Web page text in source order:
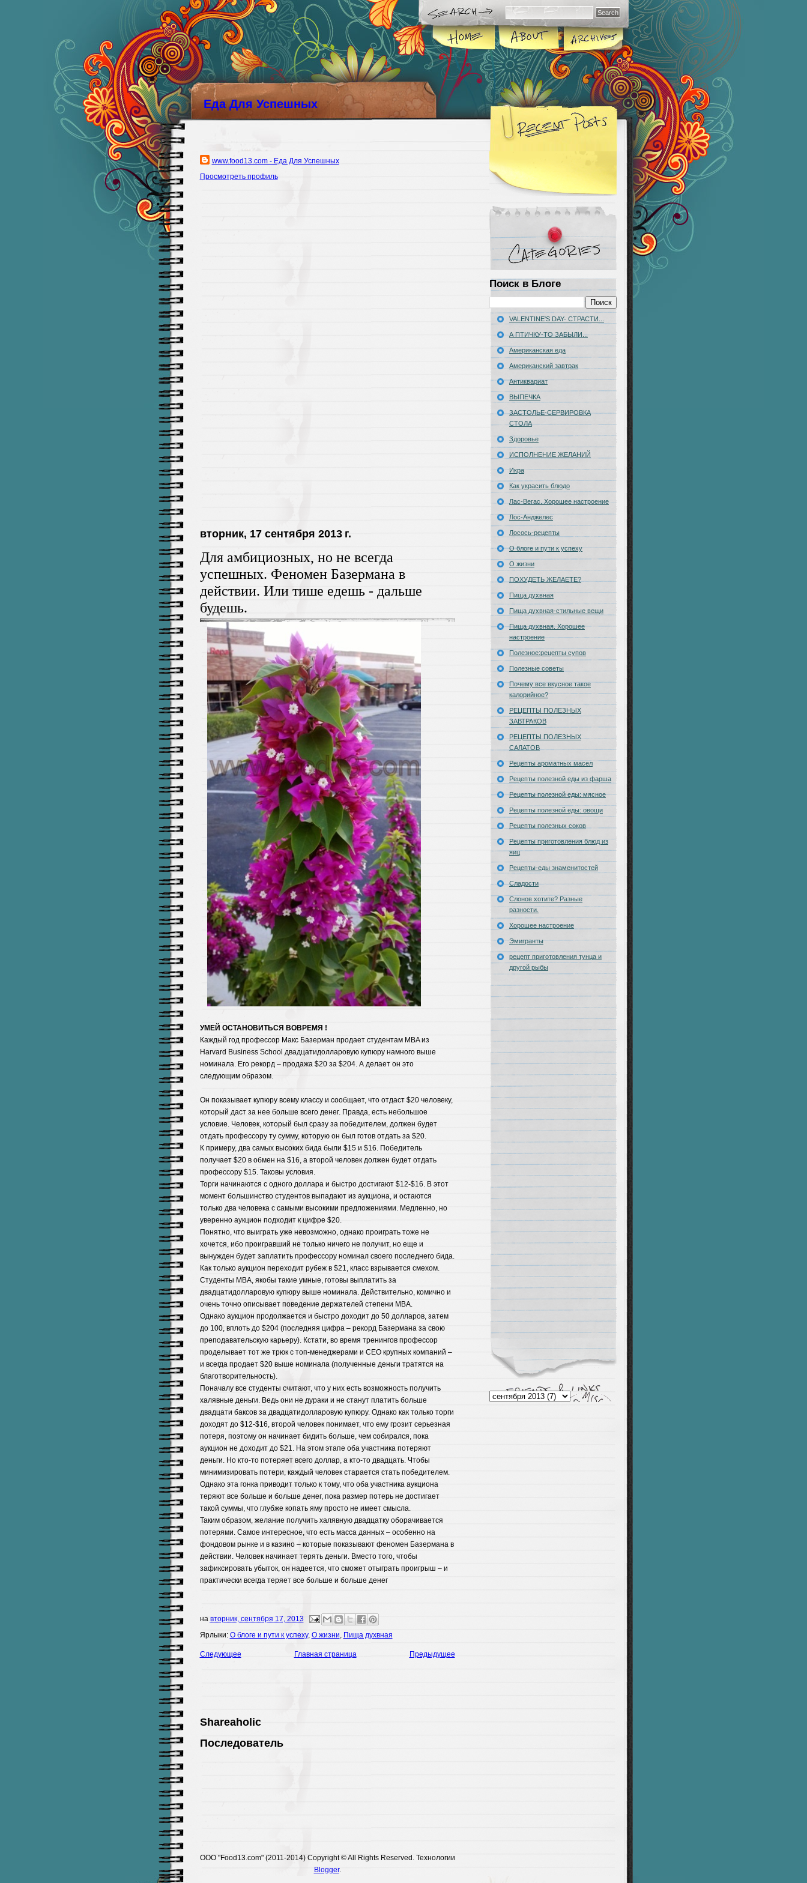
Еда Для Успешных
www.food13.com - Еда Для Успешных
Просмотреть профиль
вторник, 17 сентября 2013 г.
Для амбициозных, но не всегда
успешных. Феномен Базермана в
действии. Или тише едешь - дальше
будешь.
УМЕЙ ОСТАНОВИТЬСЯ ВОВРЕМЯ !
Каждый год профессор Макс Базерман продает студентам MBA из
Harvard Business School двадцатидолларовую купюру намного выше
номинала. Его рекорд – продажа $20 за $204. А делает он это
следующим образом.
Он показывает купюру всему классу и сообщает, что отдаст $20 человеку,
который даст за нее больше всего денег. Правда, есть небольшое
условие. Человек, который был сразу за победителем, должен будет
отдать профессору ту сумму, которую он был готов отдать за $20.
К примеру, два самых высоких бида были $15 и $16. Победитель
получает $20 в обмен на $16, а второй человек должен будет отдать
профессору $15. Таковы условия.
Торги начинаются с одного доллара и быстро достигают $12-$16. В этот
момент большинство студентов выпадают из аукциона, и остаются
только два человека с самыми высокими предложениями. Медленно, но
уверенно аукцион подходит к цифре $20.
Понятно, что выиграть уже невозможно, однако проиграть тоже не
хочется, ибо проигравший не только ничего не получит, но еще и
вынужден будет заплатить профессору номинал своего последнего бида.
Как только аукцион переходит рубеж в $21, класс взрывается смехом.
Студенты MBA, якобы такие умные, готовы выплатить за
двадцатидолларовую купюру выше номинала. Действительно, комично и
очень точно описывает поведение держателей степени MBA.
Однако аукцион продолжается и быстро доходит до 50 долларов, затем
до 100, вплоть до $204 (последняя цифра – рекорд Базермана за свою
преподавательскую карьеру). Кстати, во время тренингов профессор
проделывает тот же трюк с топ-менеджерами и CEO крупных компаний –
и всегда продает $20 выше номинала (полученные деньги тратятся на
благотворительность).
Поначалу все студенты считают, что у них есть возможность получить
халявные деньги. Ведь они не дураки и не станут платить больше
двадцати баксов за двадцатидолларовую купюру. Однако как только торги
доходят до $12-$16, второй человек понимает, что ему грозит серьезная
потеря, поэтому он начинает бидить больше, чем собирался, пока
аукцион не доходит до $21. На этом этапе оба участника потеряют
деньги. Но кто-то потеряет всего доллар, а кто-то двадцать. Чтобы
минимизировать потери, каждый человек старается стать победителем.
Однако эта гонка приводит только к тому, что оба участника аукциона
теряют все больше и больше денег, пока размер потерь не достигает
такой суммы, что глубже копать яму просто не имеет смысла.
Таким образом, желание получить халявную двадцатку оборачивается
потерями. Самое интересное, что есть масса данных – особенно на
фондовом рынке и в казино – которые показывают феномен Базермана в
действии. Человек начинает терять деньги. Вместо того, чтобы
зафиксировать убыток, он надеется, что сможет отыграть проигрыш – и
практически всегда теряет все больше и больше денег
на вторник, сентября 17, 2013
Ярлыки: О блоге и пути к успеху, О жизни, Пища духвная
Следующее Предыдущее
Главная страница
Shareaholic
Последователь
ООО "Food13.com" (2011-2014) Copyright © All Rights Reserved. Технологии
Blogger.
Поиск в Блоге
VALENTINE'S DAY- СТРАСТИ...
А ПТИЧКУ-ТО ЗАБЫЛИ...
Американская еда
Американский завтрак
Антиквариат
ВЫПЕЧКА
ЗАСТОЛЬЕ-CЕРВИРОВКА
СТОЛА
Здоровье
ИСПОЛНЕНИЕ ЖЕЛАНИЙ
Икра
Как украсить блюдо
Лас-Вегас. Хорошее настроение
Лос-Анджелес
Лосось-рецепты
О блоге и пути к успеху
О жизни
ПОХУДЕТЬ ЖЕЛАЕТЕ?
Пища духвная
Пища духвная-стильные вещи
Пища духвная. Хорошее
настроение
Полезное:рецепты супов
Полезные советы
Почему все вкусное такое
калорийное?
РЕЦЕПТЫ ПОЛЕЗНЫХ
ЗАВТРАКОВ
РЕЦЕПТЫ ПОЛЕЗНЫХ
САЛАТОВ
Рецепты ароматных масел
Рецепты полезной еды из фарша
Рецепты полезной еды: мясное
Рецепты полезной еды: овощи
Рецепты полезных соков
Рецепты приготовления блюд из
яиц
Рецепты-еды знаменитостей
Сладости
Слонов хотите? Разные
разности.
Хорошее настроение
Эмигранты
рецепт приготовления тунца и
другой рыбы